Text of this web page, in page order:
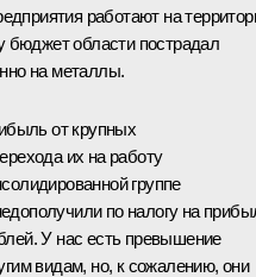
работают на
бюджет области пострадал
на металлы.
от крупных
их на работу
группе
по налогу на
У нас есть превышение
видам, но, к сожалению, они